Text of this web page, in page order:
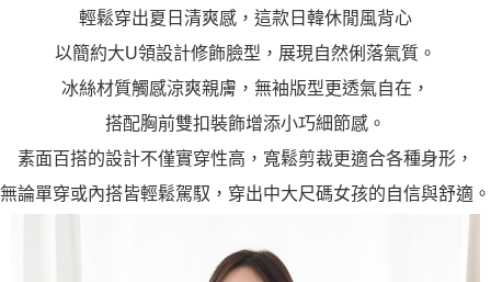
輕鬆穿出夏日清爽感，這款日韓休閒風背心
以簡約大U領設計修飾臉型，展現自然俐落氣質。
冰絲材質觸感涼爽親膚，無袖版型更透氣自在，
搭配胸前雙扣裝飾增添小巧細節感。
素面百搭的設計不僅實穿性高，寬鬆剪裁更適合各種身形，
無論單穿或內搭皆輕鬆駕馭，穿出中大尺碼女孩的自信與舒適。